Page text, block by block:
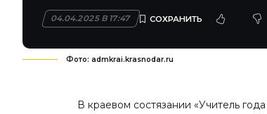
04.04.2025 В 17:47
Фото: admkrai.krasnodar.ru
В краевом состязании «Учитель